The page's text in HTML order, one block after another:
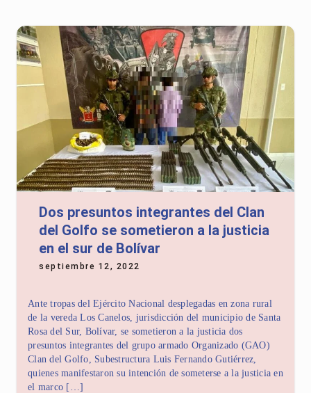
Dos presuntos integrantes del Clan
del Golfo se sometieron a la justicia
en el sur de Bolívar
septiembre 12, 2022
Ante tropas del Ejército Nacional desplegadas en zona rural
de la vereda Los Canelos, jurisdicción del municipio de Santa
Rosa del Sur, Bolívar, se sometieron a la justicia dos
presuntos integrantes del grupo armado Organizado (GAO)
Clan del Golfo, Subestructura Luis Fernando Gutiérrez,
quienes manifestaron su intención de someterse a la justicia en
el marco […]